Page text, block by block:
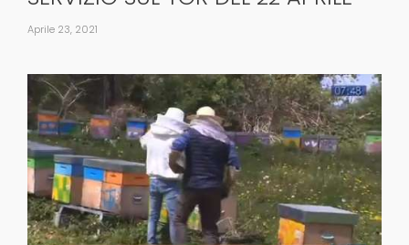
Aprile 23, 2021